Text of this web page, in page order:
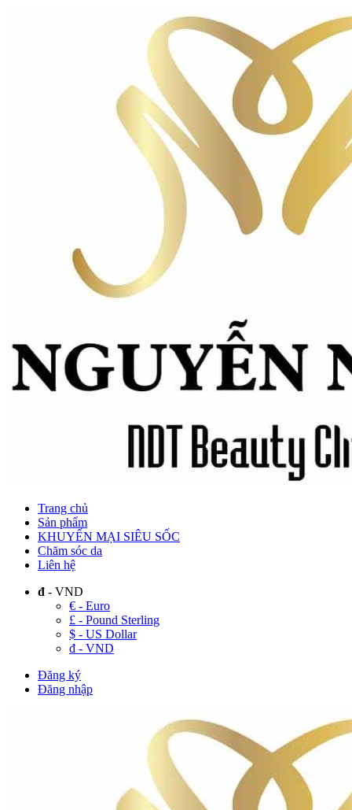
Trang chủ
Sản phẩm
KHUYẾN MẠI SIÊU SỐC
Chăm sóc da
Liên hệ
đ - VND
€ - Euro
£ - Pound Sterling
$ - US Dollar
đ - VND
Đăng ký
Đăng nhập